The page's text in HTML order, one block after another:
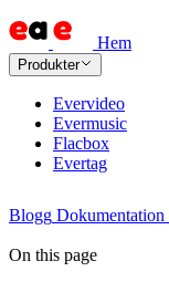
Hem
Produkter
Evervideo
Evermusic
Flacbox
Evertag
Blogg Dokumentation
On this page